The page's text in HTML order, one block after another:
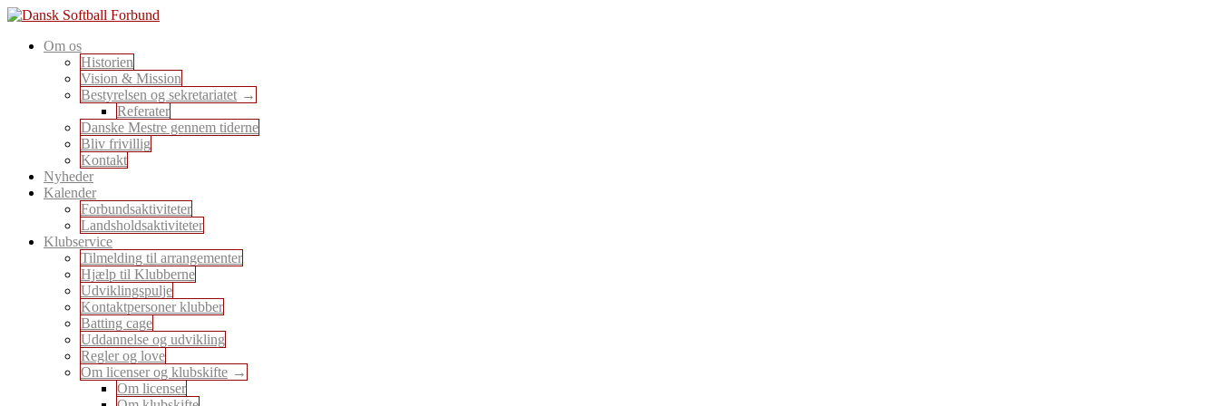
Skip
content
Dansk Softball Forbund
En sport for alle
Om os
Historien
Vision & Mission
Bestyrelsen og sekretariatet
Referater
Danske Mestre gennem tiderne
Bliv frivillig
Kontakt
Nyheder
Kalender
Forbundsaktiviteter
Landsholdsaktiviteter
Klubservice
Tilmelding til arrangementer
Hjælp til Klubberne
Udviklingspulje
Kontaktpersoner klubber
Batting cage
Uddannelse og udvikling
Regler og love
Om licenser og klubskifte
Om licenser